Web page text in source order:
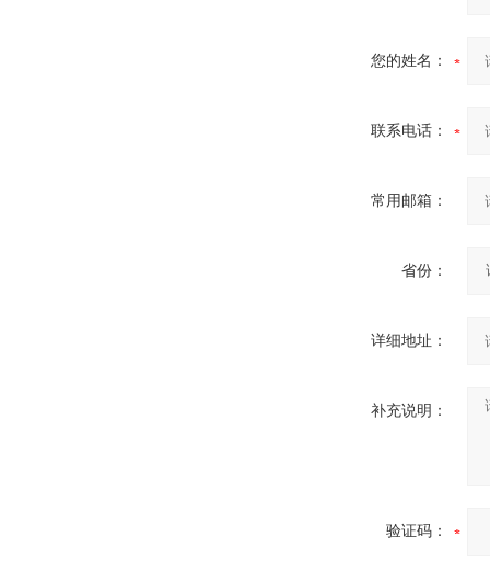
您的姓名：
联系电话：
常用邮箱：
省份：
详细地址：
补充说明：
验证码：